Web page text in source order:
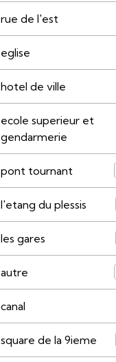
rue de l'est
eglise
hotel de ville
ecole superieur et
gendarmerie
pont tournant
l'etang du plessis
les gares
autre
canal
square de la 9ieme